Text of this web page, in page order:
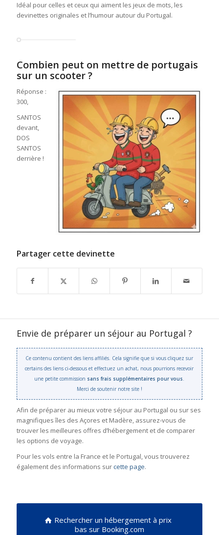
Idéal pour celles et ceux qui aiment les jeux de mots, les
devinettes originales et l’humour autour du Portugal.
Combien peut on mettre de portugais
sur un scooter ?
Réponse :
300,
SANTOS
devant,
DOS
SANTOS
derrière !
Partager cette devinette
Envie de préparer un séjour au Portugal ?
Ce contenu contient des liens affiliés. Cela signifie que si vous cliquez sur
certains des liens ci-dessous et effectuez un achat, nous pourrions recevoir
une petite commission sans frais supplémentaires pour vous.
Merci de soutenir notre site !
Afin de préparer au mieux votre séjour au Portugal ou sur ses
magnifiques îles des Açores et Madère, assurez-vous de
trouver les meilleures offres d’hébergement et de comparer
les options de voyage.
Pour les vols entre la France et le Portugal, vous trouverez
également des informations surcette page.
Rechercher un hébergement à prix
bas sur Booking.com